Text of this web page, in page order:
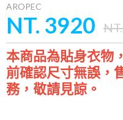
AROPEC
NT. 3920
本商品為貼身衣物
前確認尺寸無誤，
務，敬請見諒。